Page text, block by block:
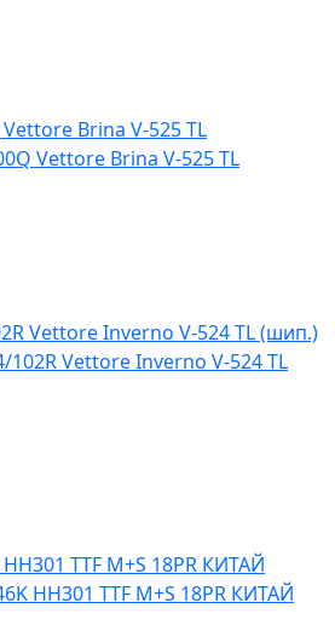
Vettore Brina V-525 TL
102R Vettore Inverno V-524 TL
HH301 TTF M+S 18PR КИТАЙ